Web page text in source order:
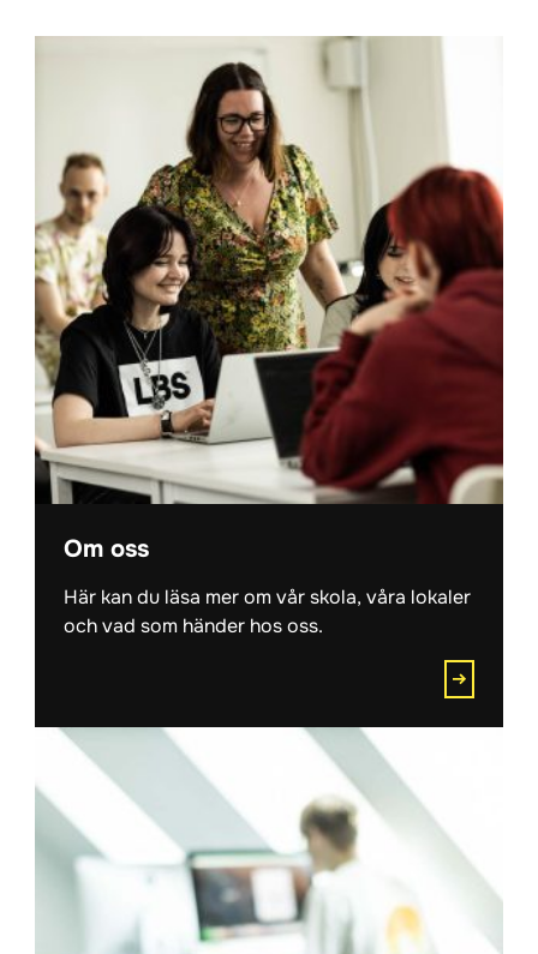
Om oss
Här kan du läsa mer om vår skola, våra lokaler
och vad som händer hos oss.